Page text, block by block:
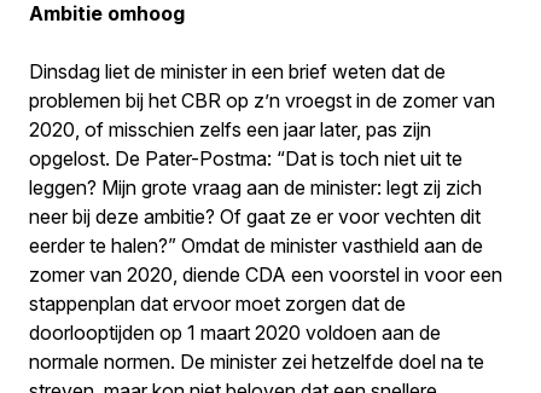
Ambitie omhoog
Dinsdag liet de minister in een brief weten dat de
problemen bij het CBR op z’n vroegst in de zomer van
2020, of misschien zelfs een jaar later, pas zijn
opgelost. De Pater-Postma: “Dat is toch niet uit te
leggen? Mijn grote vraag aan de minister: legt zij zich
neer bij deze ambitie? Of gaat ze er voor vechten dit
eerder te halen?” Omdat de minister vasthield aan de
zomer van 2020, diende CDA een voorstel in voor een
stappenplan dat ervoor moet zorgen dat de
doorlooptijden op 1 maart 2020 voldoen aan de
normale normen. De minister zei hetzelfde doel na te